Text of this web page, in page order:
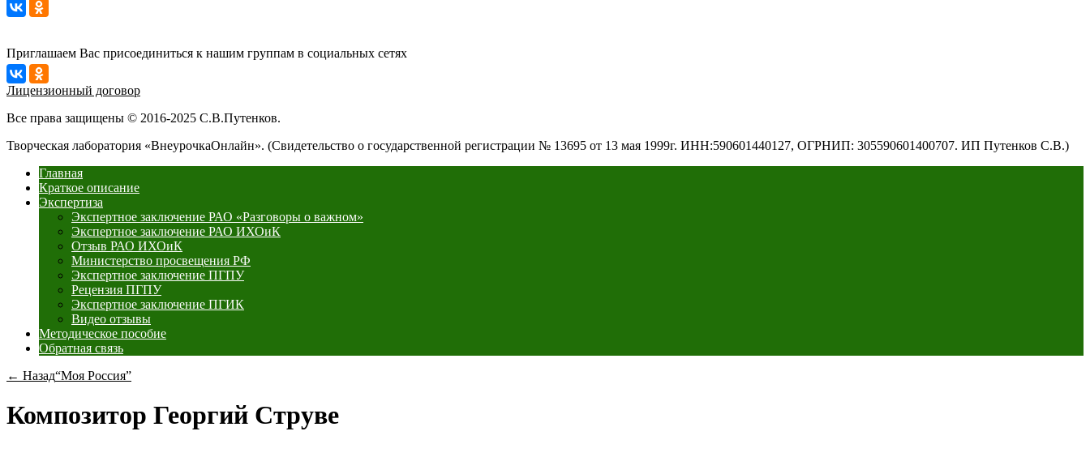
Приглашаем Вас присоединиться к нашим группам в социальных сетях
Лицензионный договор
Все права защищены © 2016-2025 С.В.Путенков.
Творческая лаборатория «ВнеурочкаОнлайн». (Свидетельство о государственной регистрации № 13695 от 13 мая 1999г. ИНН:590601440127, ОГРНИП: 305590601400707. ИП Путенков С.В.)
Главная
Краткое описание
Экспертиза
Экспертное заключение РАО «Разговоры о важном»
Экспертное заключение РАО ИХОиК
Отзыв РАО ИХОиК
Министерство просвещения РФ
Экспертное заключение ПГПУ
Рецензия ПГПУ
Экспертное заключение ПГИК
Видео отзывы
Методическое пособие
Обратная связь
← Назад“Моя Россия”
Композитор Георгий Струве